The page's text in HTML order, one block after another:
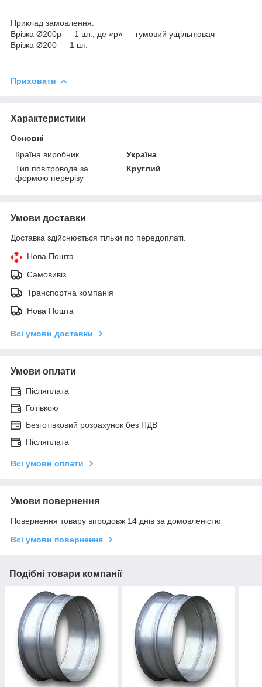
Приклад замовлення:
Врізка Ø200р — 1 шт., де «р» — гумовий ущільнювач
Врізка Ø200 — 1 шт.
Приховати
Характеристики
Основні
Країна виробник
Україна
Тип повітровода за
формою перерізу
Круглий
Умови доставки
Доставка здійснюється тільки по передоплаті.
Нова Пошта
Самовивіз
Транспортна компанія
Нова Пошта
Всі умови доставки
Умови оплати
Післяплата
Готівкою
Безготівковий розрахунок без ПДВ
Післяплата
Всі умови оплати
Умови повернення
Повернення товару впродовж 14 днів за домовленістю
Всі умови повернення
Подібні товари компанії